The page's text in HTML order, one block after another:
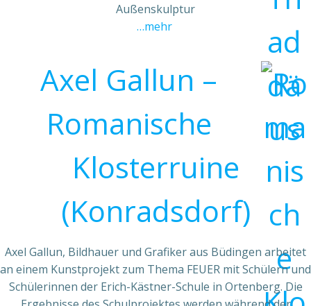
Außenskulptur
…mehr
Axel Gallun –
Romanische
Klosterruine
(Konradsdorf)
Axel Gallun, Bildhauer und Grafiker aus Büdingen arbeitet
an einem Kunstprojekt zum Thema FEUER mit Schülern und
Schülerinnen der Erich-Kästner-Schule in Ortenberg. Die